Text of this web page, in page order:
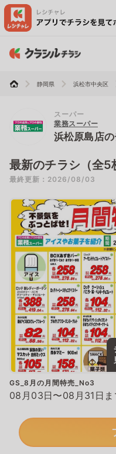
静岡県 浜松市中央区
スーパー
業務スーパー
浜松原島店
最新のチラシ（全5
最終更新：2026/08/03
GS_8月の月間特売_No3
08月03日〜08月31日ま